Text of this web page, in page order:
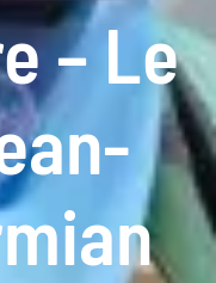
– Le